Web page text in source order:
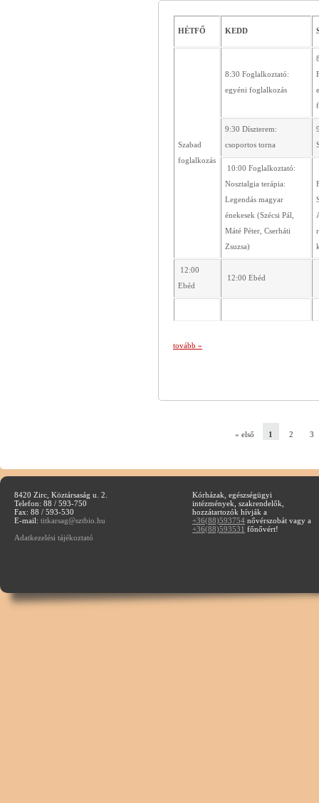
HÉTFŐ KEDD
Szabad
foglalkozás
8:30 Foglalkoztató:
egyéni foglalkozás
9:30 Díszterem:
csoportos torna
10:00 Foglalkoztató:
Nosztalgia terápia:
Legendás magyar
énekesek (Szécsi Pál,
Máté Péter, Cserháti
Zsuzsa)
12:00
Ebéd
12:00 Ebéd
tovább »
« első 1 2 3
8420 Zirc, Köztársaság u. 2.
Telefon: 88 / 593-750
Fax: 88 / 593-530
E-mail: titkarsag@sztbio.hu
Adatkezelési tájékoztató
Kórházak, egészségügyi
intézmények, szakrendelők,
hozzátartozók hívják a
+36(88)593754 nővérszobát vagy a
+36(88)593531 főnővért!